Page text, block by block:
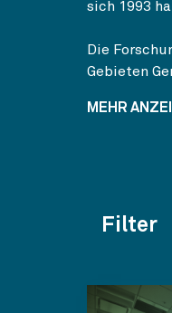
sich 1993
Die
Gebieten
MEHR
Filter